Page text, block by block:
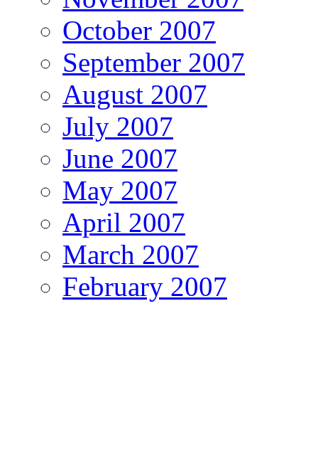
October 2007
September 2007
August 2007
July 2007
June 2007
May 2007
April 2007
March 2007
February 2007